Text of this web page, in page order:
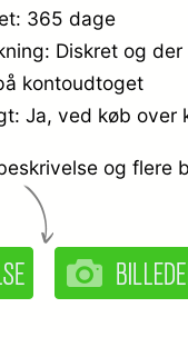
365 dage
Diskret og
kontoudtoget
Ja, ved køb over
og flere